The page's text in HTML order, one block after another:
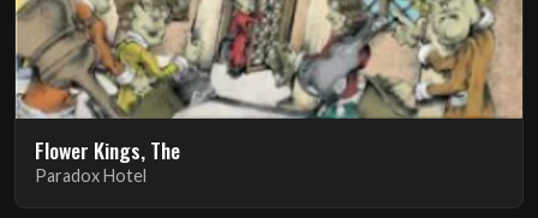
Flower Kings, The
Paradox Hotel